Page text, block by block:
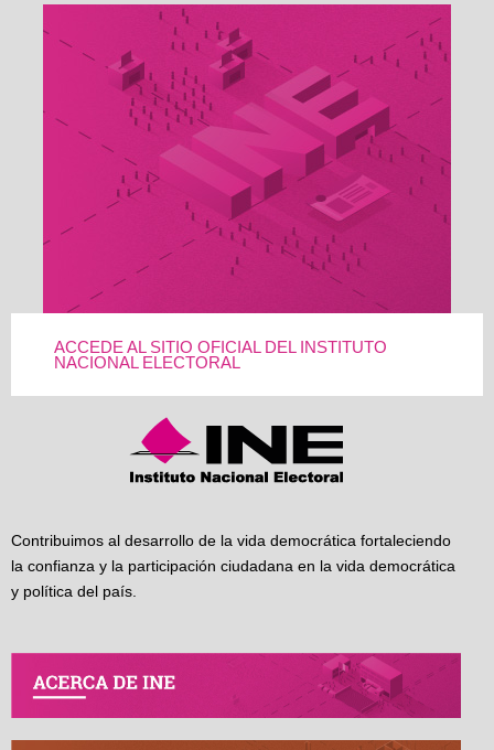
ACCEDE AL SITIO OFICIAL DEL INSTITUTO
NACIONAL ELECTORAL
Contribuimos al desarrollo de la vida democrática fortaleciendo
la confianza y la participación ciudadana en la vida democrática
y política del país.